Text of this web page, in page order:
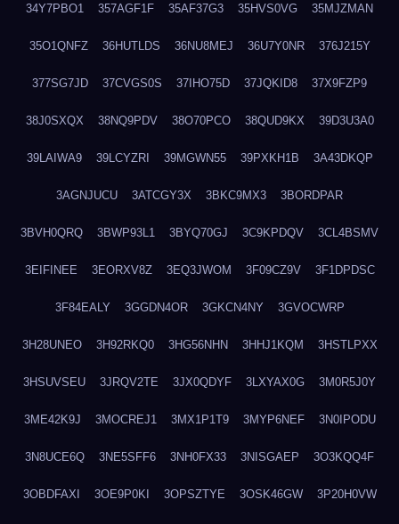
34Y7PBO1 357AGF1F 35AF37G3 35HVS0VG 35MJZMAN
35O1QNFZ 36HUTLDS 36NU8MEJ 36U7Y0NR 376J215Y
377SG7JD 37CVGS0S 37IHO75D 37JQKID8 37X9FZP9
38J0SXQX 38NQ9PDV 38O70PCO 38QUD9KX 39D3U3A0
39LAIWA9 39LCYZRI 39MGWN55 39PXKH1B 3A43DKQP
3AGNJUCU 3ATCGY3X 3BKC9MX3 3BORDPAR
3BVH0QRQ 3BWP93L1 3BYQ70GJ 3C9KPDQV 3CL4BSMV
3EIFINEE 3EORXV8Z 3EQ3JWOM 3F09CZ9V 3F1DPDSC
3F84EALY 3GGDN4OR 3GKCN4NY 3GVOCWRP
3H28UNEO 3H92RKQ0 3HG56NHN 3HHJ1KQM 3HSTLPXX
3HSUVSEU 3JRQV2TE 3JX0QDYF 3LXYAX0G 3M0R5J0Y
3ME42K9J 3MOCREJ1 3MX1P1T9 3MYP6NEF 3N0IPODU
3N8UCE6Q 3NE5SFF6 3NH0FX33 3NISGAEP 3O3KQQ4F
3OBDFAXI 3OE9P0KI 3OPSZTYE 3OSK46GW 3P20H0VW